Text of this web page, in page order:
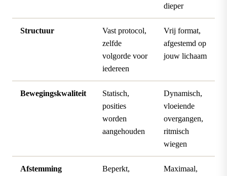
dieper
Structuur
Vast protocol,
zelfde
volgorde voor
iedereen
Vrij format,
afgestemd op
jouw lichaam
Bewegingskwaliteit
Statisch,
posities
worden
aangehouden
Dynamisch,
vloeiende
overgangen,
ritmisch
wiegen
Afstemming
Beperkt,
Maximaal,